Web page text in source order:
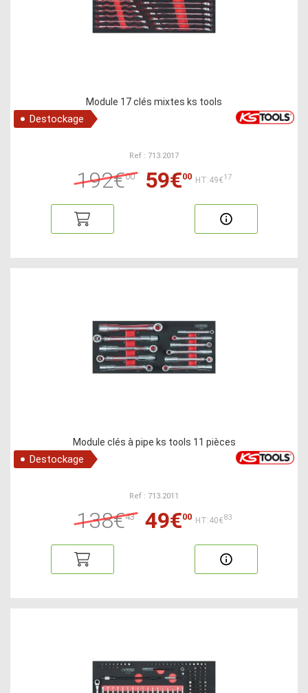
Module 17 clés mixtes ks tools
Destockage
Ref : 713.2017
192€00 59€00 HT:49€17
Module clés à pipe ks tools 11 pièces
Destockage
Ref : 713.2011
138€43 49€00 HT:40€83